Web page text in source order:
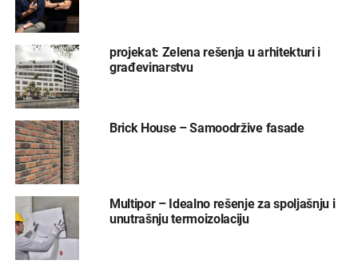
projekat: Zelena rešenja u arhitekturi i
građevinarstvu
Brick House – Samoodržive fasade
Multipor – Idealno rešenje za spoljašnju i
unutrašnju termoizolaciju